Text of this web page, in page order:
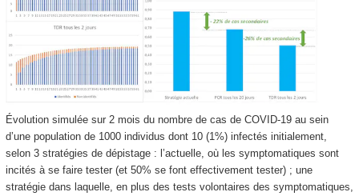
Évolution simulée sur 2 mois du nombre de cas de COVID-19 au sein
d’une population de 1000 individus dont 10 (1%) infectés initialement,
selon 3 stratégies de dépistage : l’actuelle, où les symptomatiques sont
incités à se faire tester (et 50% se font effectivement tester) ; une
stratégie dans laquelle, en plus des tests volontaires des symptomatiques,